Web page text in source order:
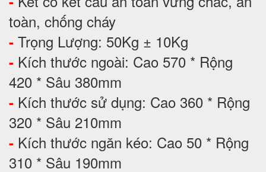
toàn, chống cháy
- Trọng Lượng: 50Kg ± 10Kg
- Kích thước ngoài: Cao 570 * Rộng
420 * Sâu 380mm
- Kích thước sử dụng: Cao 360 * Rộng
320 * Sâu 210mm
- Kích thước ngăn kéo: Cao 50 * Rộng
310 * Sâu 190mm